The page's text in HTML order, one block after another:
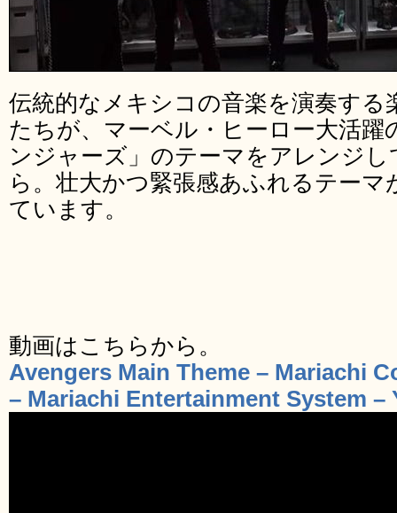
伝統的なメキシコの音楽を演奏する
たちが、マーベル・ヒーロー大活躍
ンジャーズ」のテーマをアレンジ
ら。壮大かつ緊張感あふれるテー
ています。
動画はこちらから。
Avengers Main Theme – Mariachi
– Mariachi Entertainment System –